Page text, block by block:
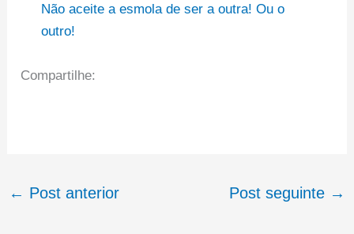
Não aceite a esmola de ser a outra! Ou o
outro!
Compartilhe:
← Post anterior Post seguinte →